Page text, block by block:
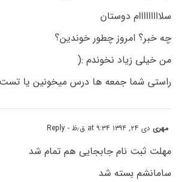
سلااااااااام دوستان
چه خبر؟ امروز چطور خوندین؟
من خیلی زیاد نخوندم :(
راستی شما جمعه ها درس میخونین یا تست
مهری دی ۲۴, ۱۳۹۴ at ۹:۳۴ ق٫ظ - Reply
مهلت ثبت نام جابجایی هم تمام شد
سامانشم بسته شد